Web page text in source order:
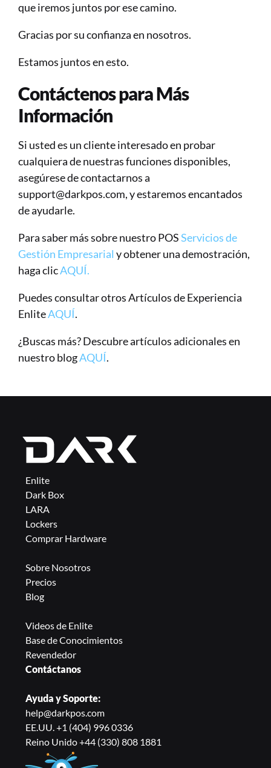
que iremos juntos por ese camino.
Gracias por su confianza en nosotros.
Estamos juntos en esto.
Contáctenos para Más
Información
Si usted es un cliente interesado en probar
cualquiera de nuestras funciones disponibles,
asegúrese de contactarnos a
support@darkpos.com, y estaremos encantados
de ayudarle.
Para saber más sobre nuestro POS Servicios de
Gestión Empresarial y obtener una demostración,
haga clic AQUÍ.
Puedes consultar otros Artículos de Experiencia
Enlite AQUÍ.
¿Buscas más? Descubre artículos adicionales en
nuestro blog AQUÍ.
Enlite
Dark Box
LARA
Lockers
Comprar Hardware
Sobre Nosotros
Precios
Blog
Videos de Enlite
Base de Conocimientos
Revendedor
Contáctanos
Ayuda y Soporte:
help@darkpos.com
EE.UU. +1 (404) 996 0336
Reino Unido +44 (330) 808 1881